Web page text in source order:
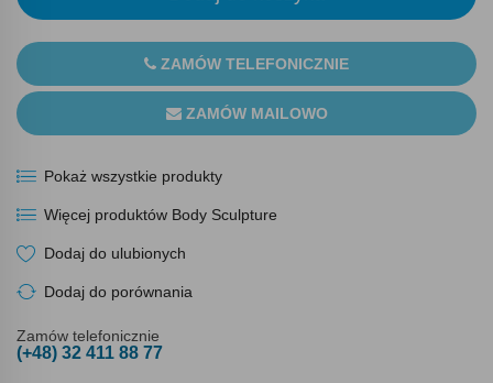
ZAMÓW TELEFONICZNIE
ZAMÓW MAILOWO
Pokaż wszystkie produkty
Więcej produktów Body Sculpture
Dodaj do ulubionych
Dodaj do porównania
Zamów telefonicznie
(+48) 32 411 88 77